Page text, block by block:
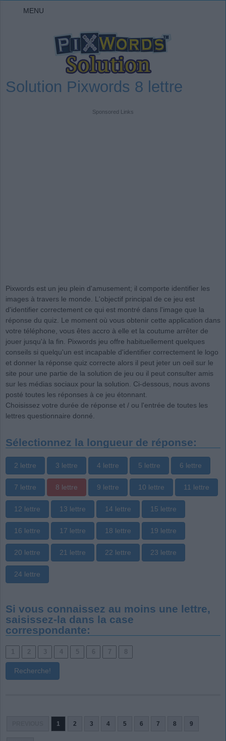
MENU
Solution Pixwords 8 lettre
Sponsored Links
Pixwords est un jeu plein d'amusement; il comporte identifier les
images à travers le monde. L'objectif principal de ce jeu est
d'identifier correctement ce qui est montré dans l'image que la
réponse du quiz. Le moment où vous obtenir cette application dans
votre téléphone, vous êtes accro à elle et la coutume arrêter de
jouer jusqu'à la fin. Pixwords jeu offre habituellement quelques
conseils si quelqu'un est incapable d'identifier correctement le logo
et donner la réponse quiz correcte alors il peut jeter un oeil sur le
site pour une partie de la solution de jeu ou il peut consulter amis
sur les médias sociaux pour la solution. Ci-dessous, nous avons
posté toutes les réponses à ce jeu étonnant.
Choisissez votre durée de réponse et / ou l'entrée de toutes les
lettres questionnaire donné.
Sélectionnez la longueur de réponse:
2 lettre 3 lettre 4 lettre 5 lettre 6 lettre
7 lettre 8 lettre 9 lettre 10 lettre 11 lettre
12 lettre 13 lettre 14 lettre 15 lettre
16 lettre 17 lettre 18 lettre 19 lettre
20 lettre 21 lettre 22 lettre 23 lettre
24 lettre
Si vous connaissez au moins une lettre,
saisissez-la dans la case
correspondante:
1 2 3 4 5 6 7 8 9